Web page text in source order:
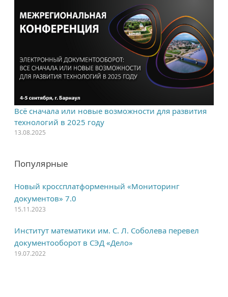
Всё сначала или новые возможности для развития
технологий в 2025 году
13.08.2025
Популярные
Новый кроссплатформенный «Мониторинг
документов» 7.0
15.11.2023
Институт математики им. С. Л. Соболева перевел
документооборот в СЭД «Дело»
19.07.2022